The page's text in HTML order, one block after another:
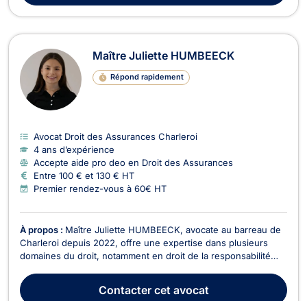
Maître Juliette HUMBEECK
Répond rapidement
Avocat Droit des Assurances Charleroi
4 ans d’expérience
Accepte aide pro deo en Droit des Assurances
Entre 100 € et 130 € HT
Premier rendez-vous à 60€ HT
À propos : Maître Juliette HUMBEECK, avocate au barreau de
Charleroi depuis 2022, offre une expertise dans plusieurs
domaines du droit, notamment en droit de la responsabilité
et en droit du roulage. Maître HUMBEECK est titulaire d'un
master en droit à finalité spécialis...
Contactercet avocat